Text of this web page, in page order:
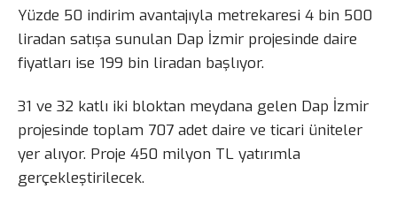
Yüzde 50 indirim avantajıyla metrekaresi 4 bin 500
liradan satışa sunulan Dap İzmir projesinde daire
fiyatları ise 199 bin liradan başlıyor.
31 ve 32 katlı iki bloktan meydana gelen Dap İzmir
projesinde toplam 707 adet daire ve ticari üniteler
yer alıyor. Proje 450 milyon TL yatırımla
gerçekleştirilecek.